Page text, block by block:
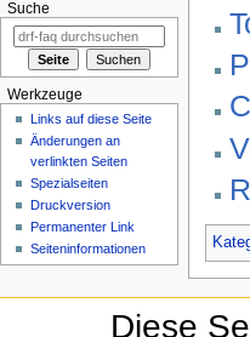
Suche
Werkzeuge
Links auf diese Seite
Änderungen an
verlinkten Seiten
Spezialseiten
Druckversion
Permanenter Link
Seiten­informationen
Diese